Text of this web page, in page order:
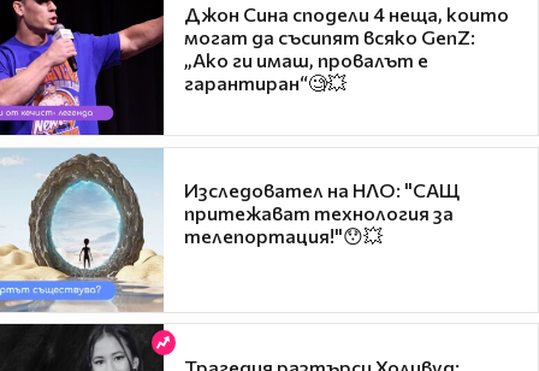
Джон Сина сподели 4 неща, които
могат да съсипят всяко GenZ:
„Ако ги имаш, провалът е
гарантиран“🧐💥
Изследовател на НЛО: "САЩ
притежават технология за
телепортация!"😯💥
Трагедия разтърси Холивуд: